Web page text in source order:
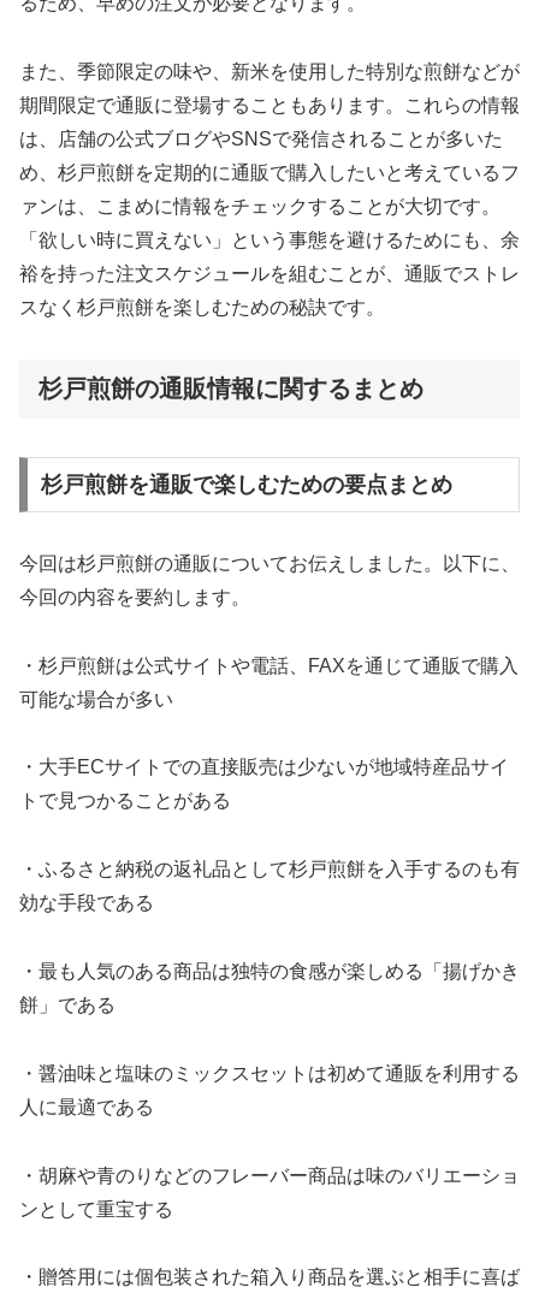
また、季節限定の味や、新米を使用した特別な煎餅などが
期間限定で通販に登場することもあります。これらの情報
は、店舗の公式ブログやSNSで発信されることが多いた
め、杉戸煎餅を定期的に通販で購入したいと考えているフ
ァンは、こまめに情報をチェックすることが大切です。
「欲しい時に買えない」という事態を避けるためにも、余
裕を持った注文スケジュールを組むことが、通販でストレ
スなく杉戸煎餅を楽しむための秘訣です。
杉戸煎餅の通販情報に関するまとめ
杉戸煎餅を通販で楽しむための要点まとめ
今回は杉戸煎餅の通販についてお伝えしました。以下に、
今回の内容を要約します。
・杉戸煎餅は公式サイトや電話、FAXを通じて通販で購入
可能な場合が多い
・大手ECサイトでの直接販売は少ないが地域特産品サイ
トで見つかることがある
・ふるさと納税の返礼品として杉戸煎餅を入手するのも有
効な手段である
・最も人気のある商品は独特の食感が楽しめる「揚げかき
餅」である
・醤油味と塩味のミックスセットは初めて通販を利用する
人に最適である
・胡麻や青のりなどのフレーバー商品は味のバリエーショ
ンとして重宝する
・贈答用には個包装された箱入り商品を選ぶと相手に喜ば